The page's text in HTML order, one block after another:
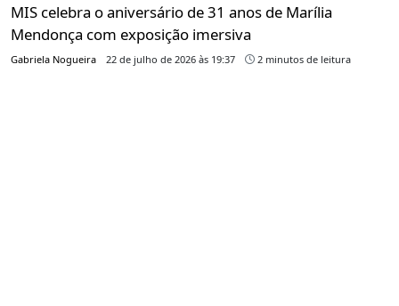
MIS celebra o aniversário de 31 anos de Marília
Mendonça com exposição imersiva
Gabriela Nogueira 22 de julho de 2026 às 19:37 2 minutos de leitura